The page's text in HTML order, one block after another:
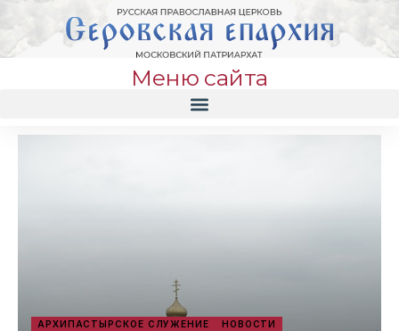
Меню сайта
АРХИПАСТЫРСКОЕ СЛУЖЕНИЕ
НОВОСТИ